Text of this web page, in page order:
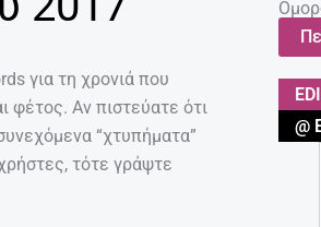
για τη χρονιά που
φέτος. Αν πιστεύατε ότι
“χτυπήματα”
τότε γράψτε
@